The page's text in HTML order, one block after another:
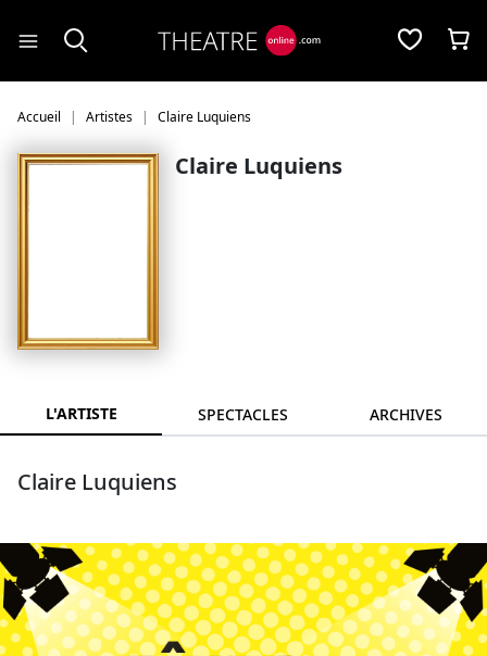
Accueil Artistes Claire Luquiens
Claire Luquiens
L'ARTISTE SPECTACLES ARCHIVES
Claire Luquiens